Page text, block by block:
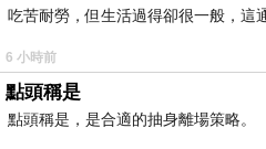
吃苦耐勞，但生活過得卻很一般，這
6 小時前
點頭稱是
點頭稱是，是合適的抽身離場策略。